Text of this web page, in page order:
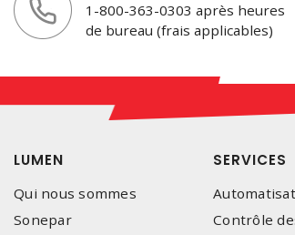
1-800-363-0303 après heures
de bureau (frais applicables)
LUMEN
Qui nous sommes
Sonepar
SERVICES
Contrôle